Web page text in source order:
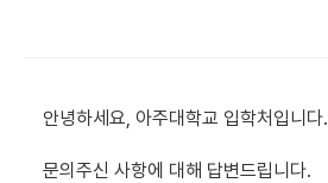
안녕하세요, 아주대학교 입학처입니다.
문의주신 사항에 대해 답변드립니다.